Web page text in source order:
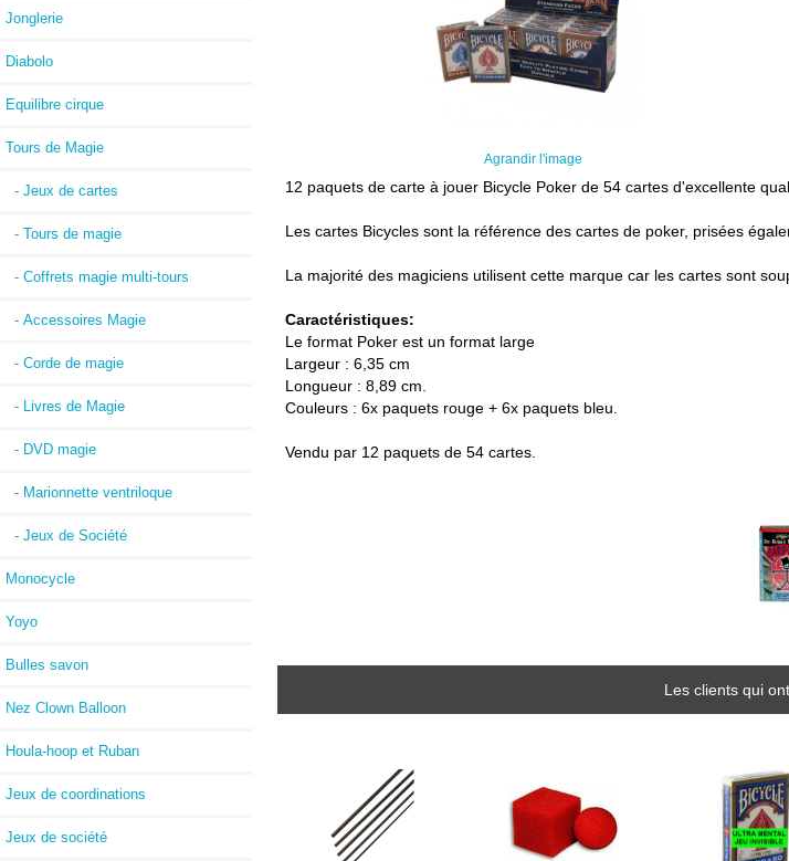
Jonglerie
Diabolo
Equilibre cirque
Tours de Magie
- Jeux de cartes
- Tours de magie
- Coffrets magie multi-tours
- Accessoires Magie
- Corde de magie
- Livres de Magie
- DVD magie
- Marionnette ventriloque
- Jeux de Société
Monocycle
Yoyo
Bulles savon
Nez Clown Balloon
Houla-hoop et Ruban
Jeux de coordinations
Jeux de société
Agrandir l'image
12 paquets de carte à jouer Bicycle Poker de 54 cartes d'excellente
Les cartes Bicycles sont la référence des cartes de poker, prisées
La majorité des magiciens utilisent cette marque car les cartes sont
Caractéristiques:
Le format Poker est un format large
Largeur : 6,35 cm
Longueur : 8,89 cm.
Couleurs : 6x paquets rouge + 6x paquets bleu.
Vendu par 12 paquets de 54 cartes.
Les clients qui